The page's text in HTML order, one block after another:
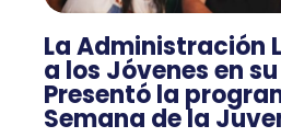
La Administración
a los Jóvenes en
Presentó la
Semana de la